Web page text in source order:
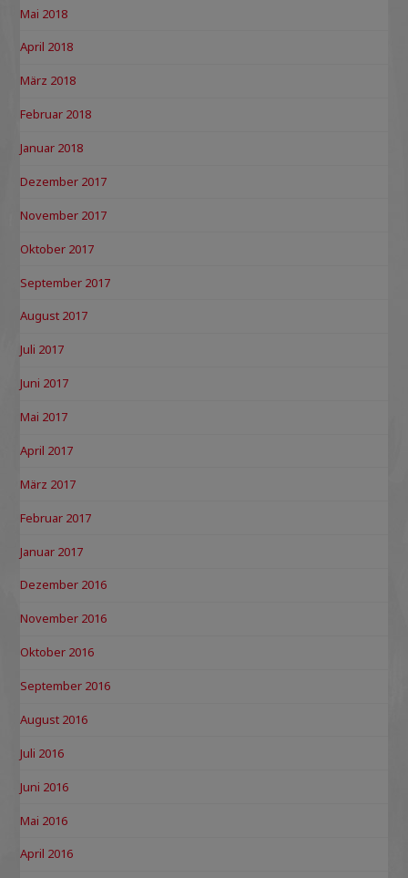
Mai 2018
April 2018
März 2018
Februar 2018
Januar 2018
Dezember 2017
November 2017
Oktober 2017
September 2017
August 2017
Juli 2017
Juni 2017
Mai 2017
April 2017
März 2017
Februar 2017
Januar 2017
Dezember 2016
November 2016
Oktober 2016
September 2016
August 2016
Juli 2016
Juni 2016
Mai 2016
April 2016